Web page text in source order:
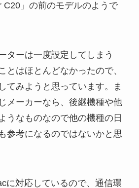
C20」の前のモデルのようで
ターは一度設定してしまう
とはほとんどなかったので、
てみようと思っています。ま
メーカーなら、後継機種や他
うなものなので他の機種の日
参考になるのではないかと思
に対応しているので、通信環